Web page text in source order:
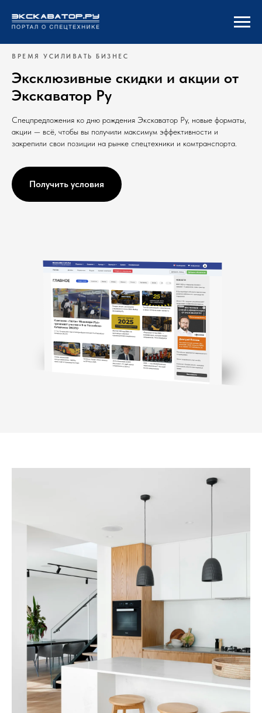
ВРЕМЯ УСИЛИВАТЬ БИЗНЕС
Эксклюзивные скидки и акции от
Экскаватор Ру
Спецпредложения ко дню рождения Экскаватор Ру, новые форматы,
акции — всё, чтобы вы получили максимум эффективности и
закрепили свои позиции на рынке спецтехники и комтранспорта.
Получить условия